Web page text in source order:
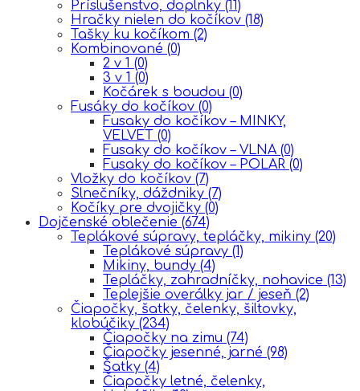
Príslušenstvo, doplnky (11)
Hračky nielen do kočíkov (18)
Tašky ku kočíkom (2)
Kombinované (0)
2 v 1 (0)
3 v 1 (0)
Kočárek s boudou (0)
Fusáky do kočíkov (0)
Fusaky do kočíkov – MINKY,
VELVET (0)
Fusaky do kočíkov – VLNA (0)
Fusaky do kočíkov – POLAR (0)
Vložky do kočíkov (7)
Slnečníky, dáždniky (7)
Kočíky pre dvojičky (0)
Dojčenské oblečenie (674)
Teplákové súpravy, tepláčky, mikiny (20)
Teplákové súpravy (1)
Mikiny, bundy (4)
Tepláčky, zahradníčky, nohavice (13)
Teplejšie overálky jar / jeseň (2)
Čiapočky, šatky, čelenky, šiltovky,
klobúčiky (234)
Čiapočky na zimu (74)
Čiapočky jesenné, jarné (98)
Šatky (4)
Čiapočky letné, čelenky,